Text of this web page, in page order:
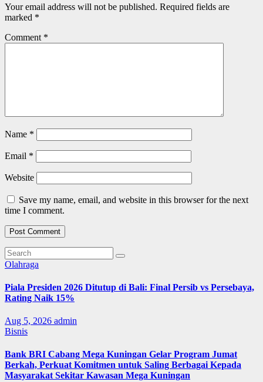
Your email address will not be published. Required fields are
marked *
Comment *
Name *
Email *
Website
Save my name, email, and website in this browser for the next
time I comment.
Olahraga
Piala Presiden 2026 Ditutup di Bali: Final Persib vs Persebaya,
Rating Naik 15%
Aug 5, 2026 admin
Bisnis
Bank BRI Cabang Mega Kuningan Gelar Program Jumat
Berkah, Perkuat Komitmen untuk Saling Berbagai Kepada
Masyarakat Sekitar Kawasan Mega Kuningan